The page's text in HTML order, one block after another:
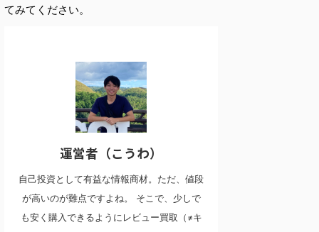
てみてください。
運営者（こうわ）
自己投資として有益な情報商材。ただ、値段
が高いのが難点ですよね。 そこで、少しで
も安く購入できるようにレビュー買取（≠キ